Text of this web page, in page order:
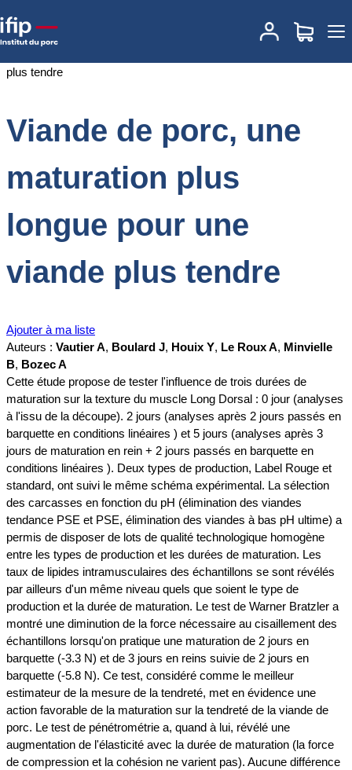
Accueil
Viande de porc, une maturation plus
longue pour une viande plus tendre
Viande de porc, une
maturation plus
longue pour une
viande plus tendre
Ajouter à ma liste
Auteurs : Vautier A, Boulard J, Houix Y, Le Roux A, Minvielle
B, Bozec A
Cette étude propose de tester l'influence de trois durées de
maturation sur la texture du muscle Long Dorsal : 0 jour (analyses
à l'issu de la découpe). 2 jours (analyses après 2 jours passés en
barquette en conditions linéaires ) et 5 jours (analyses après 3
jours de maturation en rein + 2 jours passés en barquette en
conditions linéaires ). Deux types de production, Label Rouge et
standard, ont suivi le même schéma expérimental. La sélection
des carcasses en fonction du pH (élimination des viandes
tendance PSE et PSE, élimination des viandes à bas pH ultime) a
permis de disposer de lots de qualité technologique homogène
entre les types de production et les durées de maturation. Les
taux de lipides intramusculaires des échantillons se sont révélés
par ailleurs d'un même niveau quels que soient le type de
production et la durée de maturation. Le test de Warner Bratzler a
montré une diminution de la force nécessaire au cisaillement des
échantillons lorsqu'on pratique une maturation de 2 jours en
barquette (-3.3 N) et de 3 jours en reins suivie de 2 jours en
barquette (-5.8 N). Ce test, considéré comme le meilleur
estimateur de la mesure de la tendreté, met en évidence une
action favorable de la maturation sur la tendreté de la viande de
porc. Le test de pénétrométrie a, quand à lui, révélé une
augmentation de l'élasticité avec la durée de maturation (la force
de compression et la cohésion ne varient pas). Aucune différence